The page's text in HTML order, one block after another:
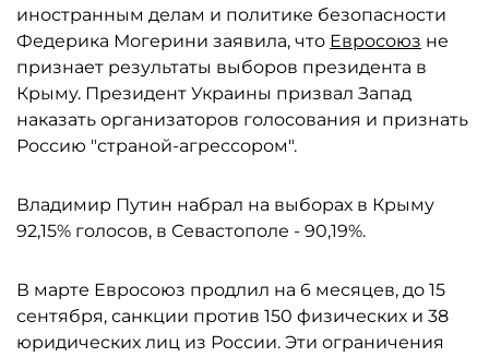
иностранным делам и политике безопасности
Федерика Могерини заявила, что Евросоюз не
признает результаты выборов президента в
Крыму. Президент Украины призвал Запад
наказать организаторов голосования и признать
Россию "страной-агрессором".
Владимир Путин набрал на выборах в Крыму
92,15% голосов, в Севастополе - 90,19%.
В марте Евросоюз продлил на 6 месяцев, до 15
сентября, санкции против 150 физических и 38
юридических лиц из России. Эти ограничения